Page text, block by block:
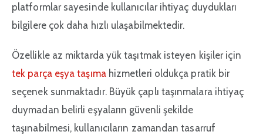
platformlar sayesinde kullanıcılar ihtiyaç duydukları
bilgilere çok daha hızlı ulaşabilmektedir.
Özellikle az miktarda yük taşıtmak isteyen kişiler için
tek parça eşya taşımahizmetleri oldukça pratik bir
seçenek sunmaktadır. Büyük çaplı taşınmalara ihtiyaç
duymadan belirli eşyaların güvenli şekilde
taşınabilmesi, kullanıcıların zamandan tasarruf